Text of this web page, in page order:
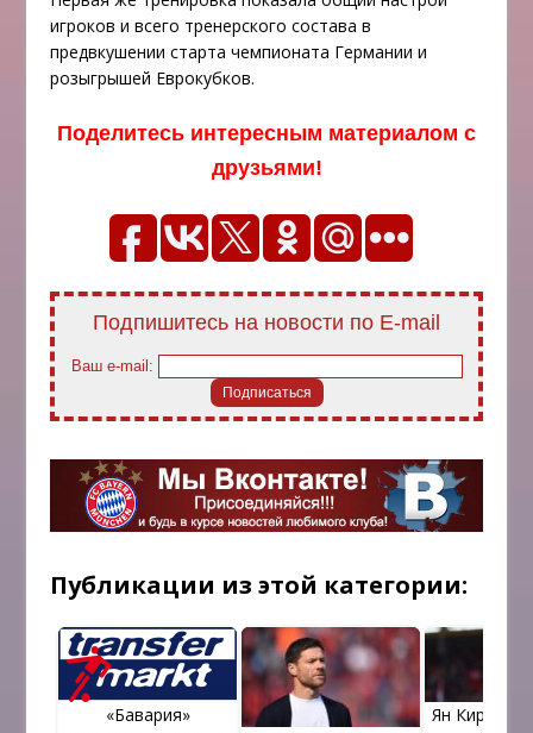
игроков и всего тренерского состава в
предвкушении старта чемпионата Германии и
розыгрышей Еврокубков.
Поделитесь интересным материалом с
друзьями!
Подпишитесь на новости по E-mail
Ваш e-mail:
Публикации из этой категории:
«Бавария»
Ян